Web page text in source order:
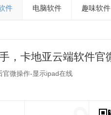
件 电脑软件 趣味软件
，卡地亚云端软件官
官微操作-显示ipad在线